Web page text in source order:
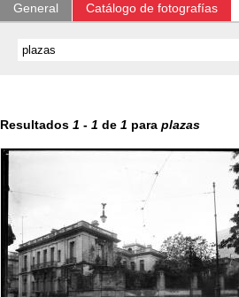
General Catálogo de fotografías
Resultados 1 - 1 de 1 para plazas